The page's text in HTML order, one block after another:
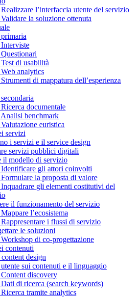
l’interfaccia utente del servizio
la soluzione ottenuta
di usabilità
analytics
di mappatura dell’esperienza
documentale
benchmark
euristica
servizi
i servizi e il service design
servizi pubblici digitali
il modello di servizio
Identificare gli attori coinvolti
la proposta di valore
gli elementi costitutivi del
il funzionamento del servizio
l’ecosistema
i flussi di servizio
le soluzioni
di co-progettazione
contenuti
design
sui contenuti e il linguaggio
discovery
di ricerca (search keywords)
tramite analytics